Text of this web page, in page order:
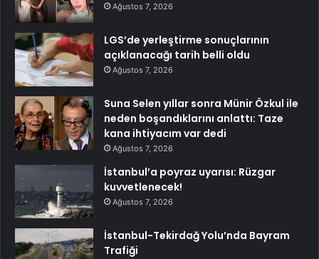
Ağustos 7, 2026
LGS’de yerleştirme sonuçlarının
açıklanacağı tarih belli oldu
Ağustos 7, 2026
Suna Selen yıllar sonra Münir Özkul ile
neden boşandıklarını anlattı: Taze
kana ihtiyacım var dedi
Ağustos 7, 2026
İstanbul’a poyraz uyarısı: Rüzgar
kuvvetlenecek!
Ağustos 7, 2026
İstanbul-Tekirdağ Yolu’nda Bayram
Trafiği